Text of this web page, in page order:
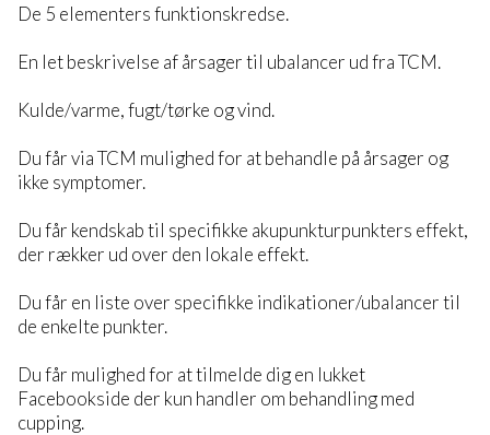
De 5 elementers funktionskredse.
En let beskrivelse af årsager til ubalancer ud fra TCM.
Kulde/varme, fugt/tørke og vind.
Du får via TCM mulighed for at behandle på årsager og
ikke symptomer.
Du får kendskab til specifikke akupunkturpunkters effekt,
der rækker ud over den lokale effekt.
Du får en liste over specifikke indikationer/ubalancer til
de enkelte punkter.
Du får mulighed for at tilmelde dig en lukket
Facebookside der kun handler om behandling med
cupping.